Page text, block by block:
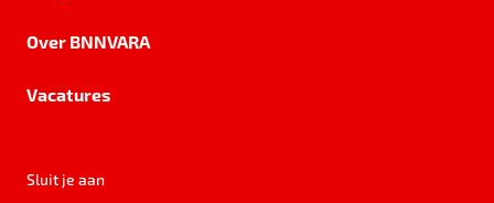
Over BNNVARA
Vacatures
Sluit je aan